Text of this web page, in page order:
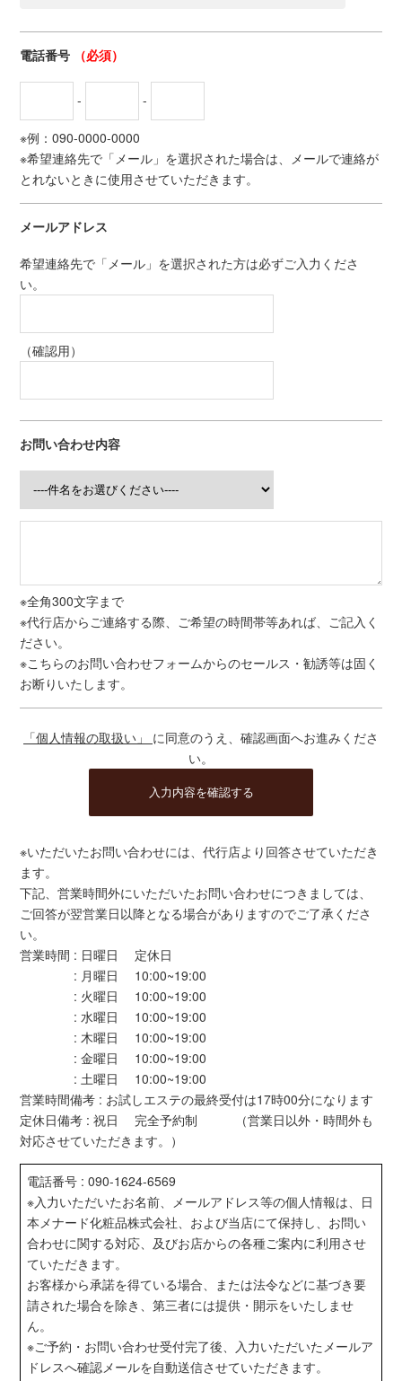
電話番号 （必須）
- -
※例：090-0000-0000
※希望連絡先で「メール」を選択された場合は、メールで連絡が
とれないときに使用させていただきます。
メールアドレス
希望連絡先で「メール」を選択された方は必ずご入力くださ
い。
（確認用）
お問い合わせ内容
※全角300文字まで
※代行店からご連絡する際、ご希望の時間帯等あれば、ご記入く
ださい。
※こちらのお問い合わせフォームからのセールス・勧誘等は固く
お断りいたします。
「個人情報の取扱い」 に同意のうえ、確認画面へお進みくださ
い。
※いただいたお問い合わせには、代行店より回答させていただき
ます。
下記、営業時間外にいただいたお問い合わせにつきましては、
ご回答が翌営業日以降となる場合がありますのでご了承くださ
い。
営業時間 : 日曜日 定休日
: 月曜日 10:00~19:00
: 火曜日 10:00~19:00
: 水曜日 10:00~19:00
: 木曜日 10:00~19:00
: 金曜日 10:00~19:00
: 土曜日 10:00~19:00
営業時間備考 : お試しエステの最終受付は17時00分になります
定休日備考 : 祝日 完全予約制 （営業日以外・時間外も
対応させていただきます。）
電話番号 : 090-1624-6569
※入力いただいたお名前、メールアドレス等の個人情報は、日
本メナード化粧品株式会社、および当店にて保持し、お問い
合わせに関する対応、及びお店からの各種ご案内に利用させ
ていただきます。
お客様から承諾を得ている場合、または法令などに基づき要
請された場合を除き、第三者には提供・開示をいたしませ
ん。
※ご予約・お問い合わせ受付完了後、入力いただいたメールア
ドレスへ確認メールを自動送信させていただきます。